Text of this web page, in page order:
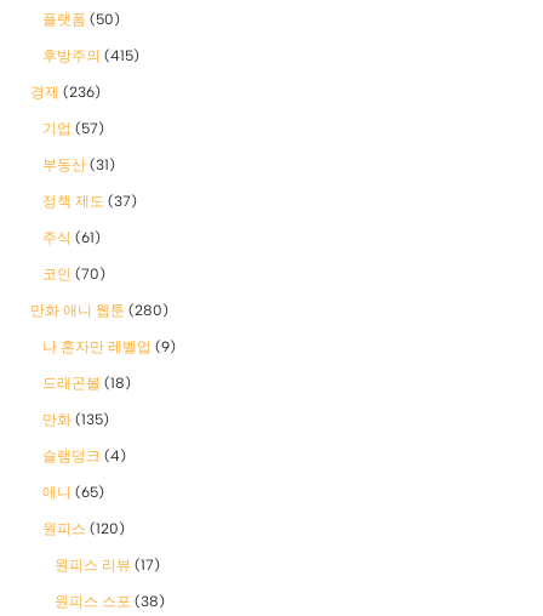
플랫폼 (50)
후방주의 (415)
경제 (236)
기업 (57)
부동산 (31)
정책 제도 (37)
주식 (61)
코인 (70)
만화 애니 웹툰 (280)
나 혼자만 레벨업 (9)
드래곤볼 (18)
만화 (135)
슬램덩크 (4)
애니 (65)
원피스 (120)
원피스 리뷰 (17)
원피스 스포 (38)